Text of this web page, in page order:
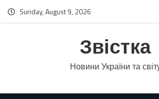
Sunday, August 9, 2026
Звістка
Новини України та